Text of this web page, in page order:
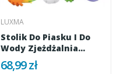
LUXMA
Stolik Do Piasku I Do
Wody Zjeżdżalnia
Statek 848
68,99 zł